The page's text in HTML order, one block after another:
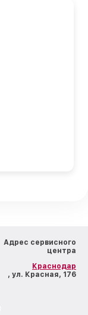
Адрес сервисного
центра
Краснодар
, ул. Красная, 176